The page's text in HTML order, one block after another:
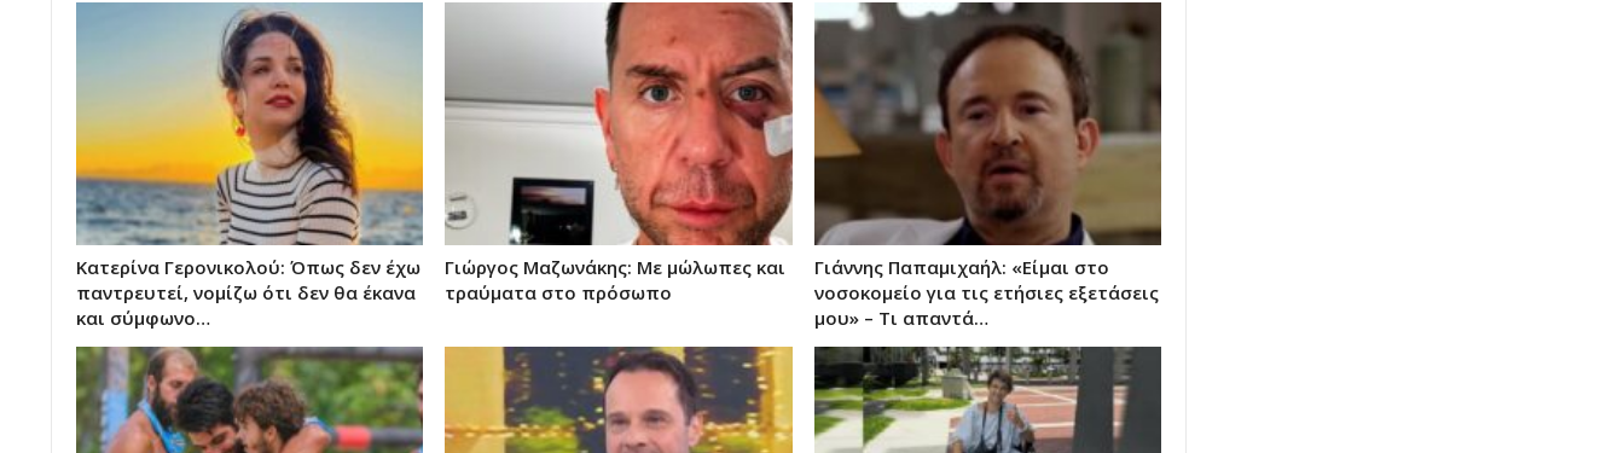
Κατερίνα Γερονικολού: Όπως δεν έχω
παντρευτεί, νομίζω ότι δεν θα έκανα
και σύμφωνο…
Γιώργος Μαζωνάκης: Με μώλωπες και
τραύματα στο πρόσωπο
Γιάννης Παπαμιχαήλ: «Είμαι στο
νοσοκομείο για τις ετήσιες εξετάσεις
μου» – Τι απαντά…